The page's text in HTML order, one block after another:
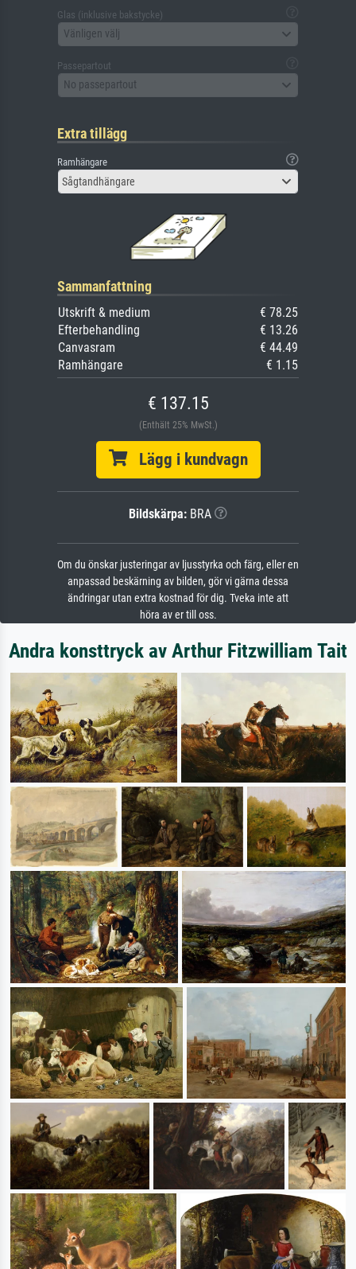
Glas (inklusive bakstycke)
Vänligen välj
Passepartout
No passepartout
Extra tillägg
Ramhängare
Sågtandhängare
Sammanfattning
Utskrift & medium
€ 78.25
Efterbehandling
€ 13.26
Canvasram
€ 44.49
Ramhängare
€ 1.15
€ 137.15
(Enthält 25% MwSt.)
Lägg i kundvagn
Bildskärpa: BRA
Om du önskar justeringar av ljusstyrka och färg, eller en
anpassad beskärning av bilden, gör vi gärna dessa
ändringar utan extra kostnad för dig. Tveka inte att
höra av er till oss.
Andra konsttryck av Arthur Fitzwilliam Tait